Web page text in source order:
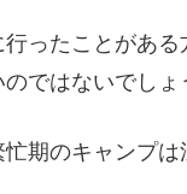
ったことがあ
ではないでしょ
期のキャンプ